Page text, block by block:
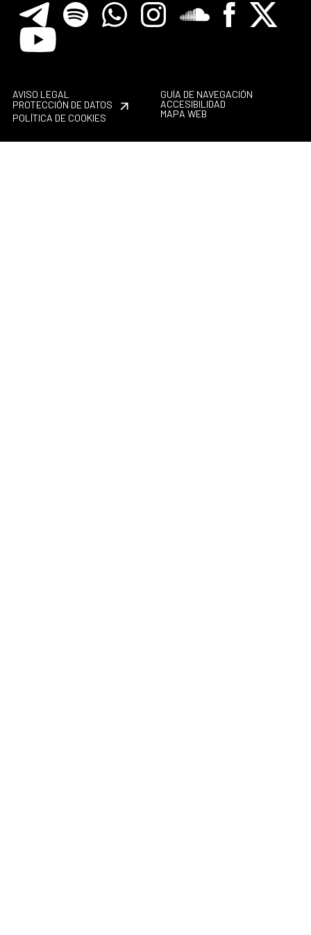
TelegramSpotify WhatsappInstagramSoundcloreFacebook
X
Youtube
AVISO LEGAL
PROTECCIÓN DE DATOS
POLÍTICA DE COOKIES
GUÍA DE NAVEGACIÓN
ACCESIBILIDAD
MAPA WEB